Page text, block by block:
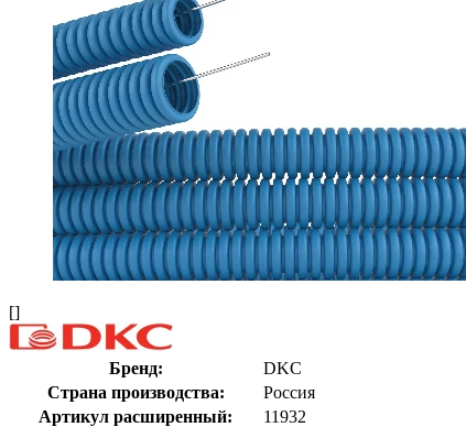
[]
Бренд:
DKC
Страна производства:
Россия
Артикул расширенный:
11932